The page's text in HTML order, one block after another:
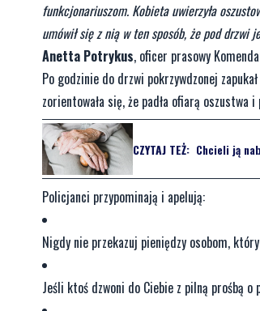
funkcjonariuszom. Kobieta uwierzyła
umówił się z nią w ten sposób, że pod
Anetta Potrykus, oficer prasowy
Po godzinie do drzwi pokrzywdzonej
zorientowała się, że padła ofiarą oszustwa
CZYTAJ TEŻ: Chcieli ją
Policjanci przypominają i apelują:
Nigdy nie przekazuj pieniędzy osobom,
Jeśli ktoś dzwoni do Ciebie z pilną prośbą